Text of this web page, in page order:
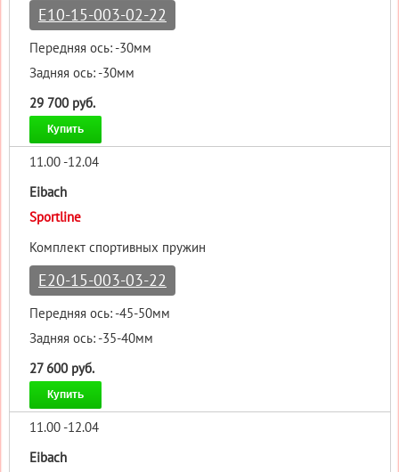
E10-15-003-02-22
Передняя ось: -30мм
Задняя ось: -30мм
29 700 руб.
Купить
11.00 -12.04
Eibach
Sportline
Комплект спортивных пружин
E20-15-003-03-22
Передняя ось: -45-50мм
Задняя ось: -35-40мм
27 600 руб.
Купить
11.00 -12.04
Eibach